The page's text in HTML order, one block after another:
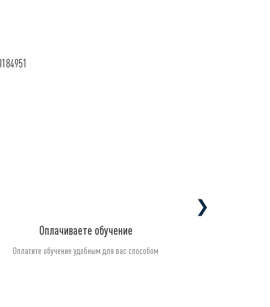
Оплачиваете обучение
Оплатите обучение удобным для вас способом
❯